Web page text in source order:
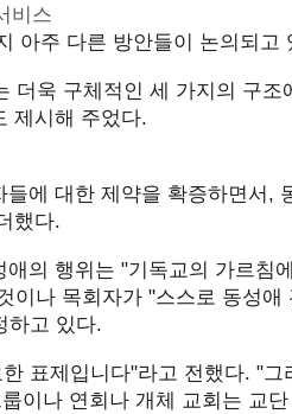
비스
아주 다른 방안들이 논의되고
더욱 구체적인 세 가지의 구조
제시해 주었다.
에 대한 제약을 확증하면서,
했다.
의 행위는 "기독교의 가르침
이나 목회자가 "스스로 동성애
하고 있다.
표제입니다"라고 전했다. "그
이나 연회나 개체 교회는 교